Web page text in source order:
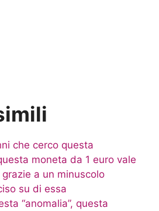
che cerco questa
moneta da 1 euro vale
a un minuscolo
su di essa
“anomalia”, questa